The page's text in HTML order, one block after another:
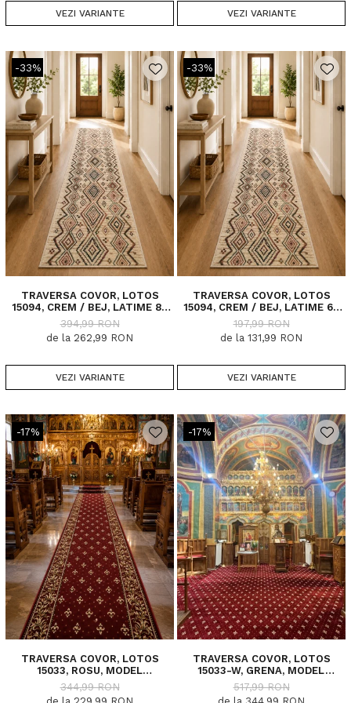
VEZI VARIANTE VEZI VARIANTE
-33%
TRAVERSA COVOR, LOTOS
15094, CREM / BEJ, LATIME 80
CM, DIFERITE LUNGIMI, 1800
GR/MP
394,99 RON
de la 262,99 RON
VEZI VARIANTE
-33%
TRAVERSA COVOR, LOTOS
15094, CREM / BEJ, LATIME 60
CM, DIFERITE LUNGIMI, 1800
GR/MP
197,99 RON
de la 131,99 RON
VEZI VARIANTE
-17%
TRAVERSA COVOR, LOTOS
15033, ROSU, MODEL
BISERICESC, LATIME 100 CM,
DIVERSE LUNGIMI, 1800 GR/MP
344,99 RON
-17%
TRAVERSA COVOR, LOTOS
15033-W, GRENA, MODEL
BISERICESC, LATIME 100 CM,
DIVERSE LUNGIMI, 1800 GR/MP
517,99 RON